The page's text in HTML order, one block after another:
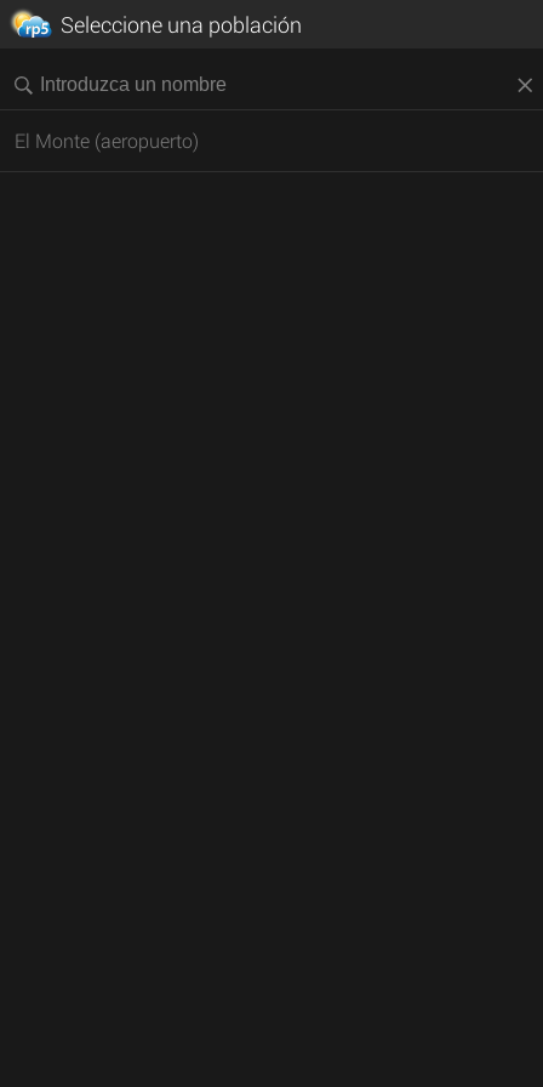
Seleccione una población
El Monte (aeropuerto)